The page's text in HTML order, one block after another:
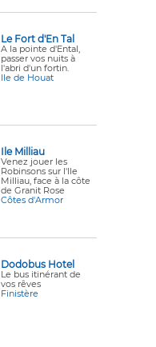
Le Fort d'En Tal
A la pointe d'Ental,
passer vos nuits à
l'abri d'un fortin.
Ile de Houat
Ile Milliau
Venez jouer les
Robinsons sur l'Ile
Milliau, face à la côte
de Granit Rose
Côtes d'Armor
Dodobus Hotel
Le bus itinérant de
vos rêves
Finistère